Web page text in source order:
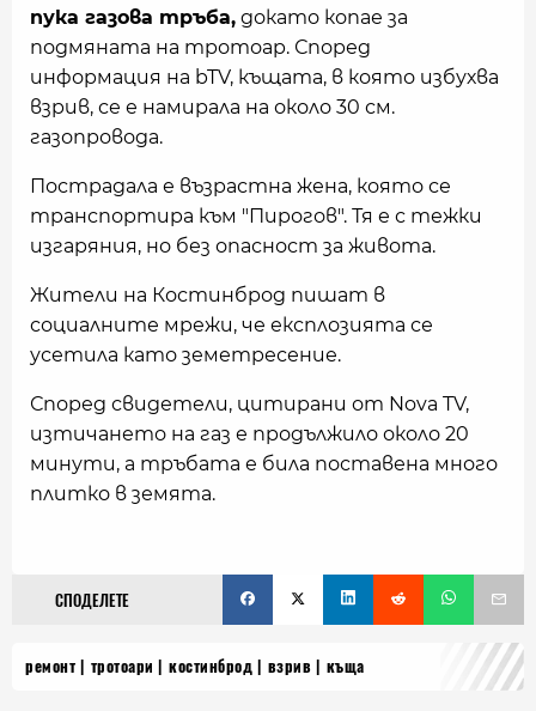
пука газова тръба, докато копае за
подмяната на тротоар. Според
информация на bTV, къщата, в която избухва
взрив, се е намирала на около 30 см.
газопровода.
Пострадала е възрастна жена, която се
транспортира към "Пирогов". Тя е с тежки
изгаряния, но без опасност за живота.
Жители на Костинброд пишат в
социалните мрежи, че експлозията се
усетила като земетресение.
Според свидетели, цитирани от Nova TV,
изтичането на газ е продължило около 20
минути, а тръбата е била поставена много
плитко в земята.
СПОДЕЛЕТЕ
ремонт тротоари костинброд взрив къща